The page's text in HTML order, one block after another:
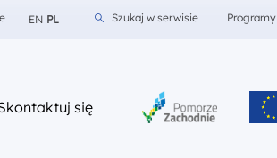
EN PL Szukaj w serwisie Programy
sięz nami